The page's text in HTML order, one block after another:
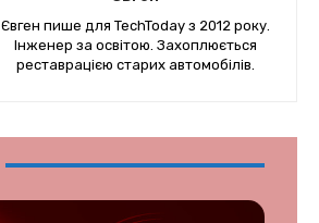
Євген пише для TechToday з 2012 року.
Інженер за освітою. Захоплюється
реставрацією старих автомобілів.